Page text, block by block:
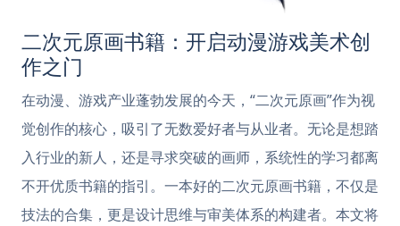
二次元原画书籍：开启动漫游戏美术创
作之门
在动漫、游戏产业蓬勃发展的今天，“二次元原画”作为视
觉创作的核心，吸引了无数爱好者与从业者。无论是想踏
入行业的新人，还是寻求突破的画师，系统性的学习都离
不开优质书籍的指引。一本好的二次元原画书籍，不仅是
技法的合集，更是设计思维与审美体系的构建者。本文将